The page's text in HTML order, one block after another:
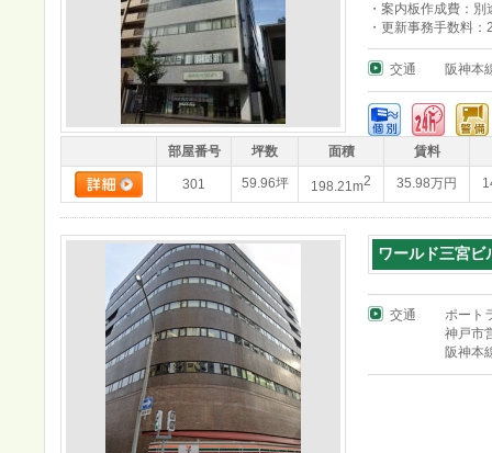
・案内板作成費：別
・更新事務手数料
交通 阪神本
部屋番号 坪数 面積 賃料
301 59.96坪 198.21m2 35.98万円
ワールド三宮ビ
交通
ポート
神戸市
阪神本